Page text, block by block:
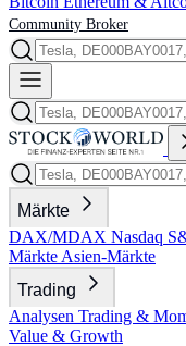
Community Broker
Märkte
DAX/MDAX Nasdaq
Märkte Asien-Märkte
Trading
Analysen Trading &
Value & Growth